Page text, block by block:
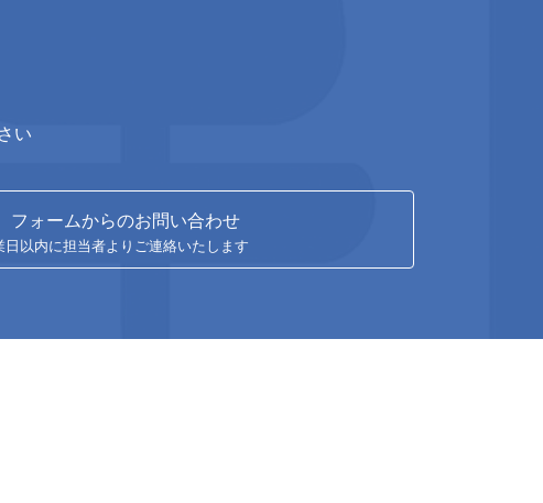
い
フォームからのお問い合わせ
日以内に担当者よりご連絡いたします